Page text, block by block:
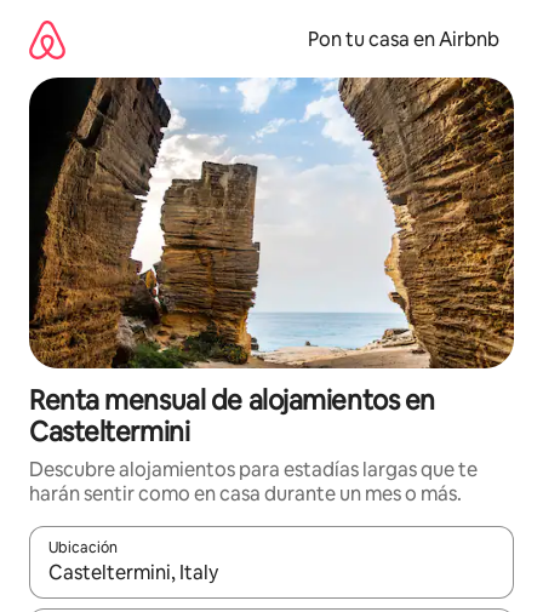
contenido
Pon tu casa en Airbnb
Renta mensual de alojamientos en
Casteltermini
Descubre alojamientos para estadías largas que te
harán sentir como en casa durante un mes o más.
Ubicación
Cuando los resultados estén disponibles, navega con las